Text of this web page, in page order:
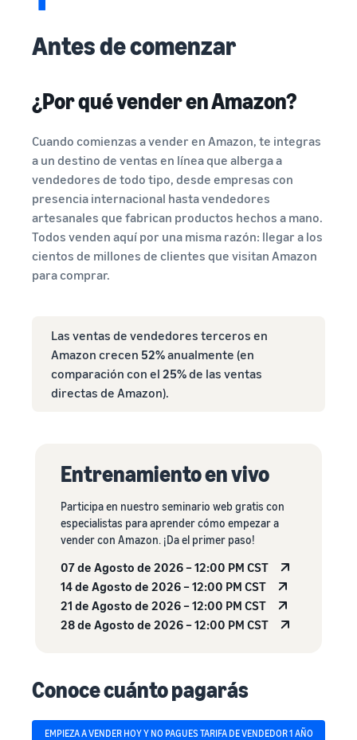
Antes de comenzar
¿Por qué vender en Amazon?
Cuando comienzas a vender en Amazon, te integras
a un destino de ventas en línea que alberga a
vendedores de todo tipo, desde empresas con
presencia internacional hasta vendedores
artesanales que fabrican productos hechos a mano.
Todos venden aquí por una misma razón: llegar a los
cientos de millones de clientes que visitan Amazon
para comprar.
Las ventas de vendedores terceros en
Amazon crecen 52%anualmente (en
comparación con el 25%de las ventas
directas de Amazon).
Entrenamiento en vivo
Participa en nuestro seminario web gratis con
especialistas para aprender cómo empezar a
vender con Amazon. ¡Da el primer paso!
07 de Agosto de 2026 – 12:00 PM CST
14 de Agosto de 2026 – 12:00 PM CST
21 de Agosto de 2026 – 12:00 PM CST
28 de Agosto de 2026 – 12:00 PM CST
Conoce cuánto pagarás
EMPIEZA A VENDER HOY Y NO PAGUES TARIFA DE VENDEDOR 1 AÑO